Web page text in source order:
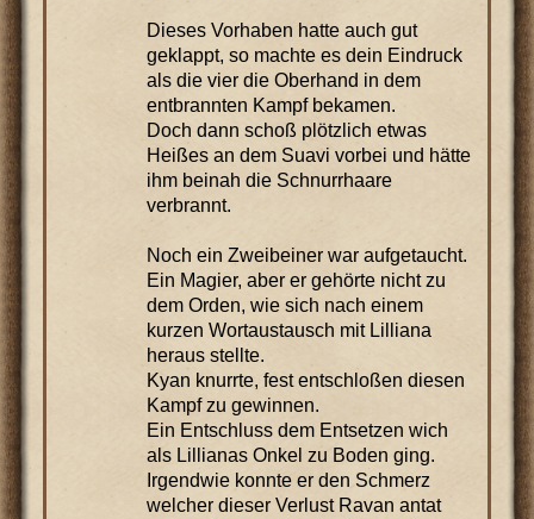
Dieses Vorhaben hatte auch gut
geklappt, so machte es dein Eindruck
als die vier die Oberhand in dem
entbrannten Kampf bekamen.
Doch dann schoß plötzlich etwas
Heißes an dem Suavi vorbei und hätte
ihm beinah die Schnurrhaare
verbrannt.
Noch ein Zweibeiner war aufgetaucht.
Ein Magier, aber er gehörte nicht zu
dem Orden, wie sich nach einem
kurzen Wortaustausch mit Lilliana
heraus stellte.
Kyan knurrte, fest entschloßen diesen
Kampf zu gewinnen.
Ein Entschluss dem Entsetzen wich
als Lillianas Onkel zu Boden ging.
Irgendwie konnte er den Schmerz
welcher dieser Verlust Ravan antat